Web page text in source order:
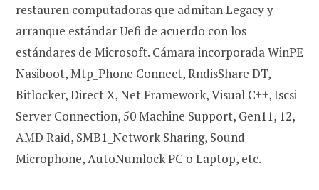
restauren computadoras que admitan Legacy y
arranque estándar Uefi de acuerdo con los
estándares de Microsoft. Cámara incorporada WinPE
Nasiboot, Mtp_Phone Connect, RndisShare DT,
Bitlocker, Direct X, Net Framework, Visual C++, Iscsi
Server Connection, 50 Machine Support, Gen11, 12,
AMD Raid, SMB1_Network Sharing, Sound
Microphone, AutoNumlock PC o Laptop, etc.